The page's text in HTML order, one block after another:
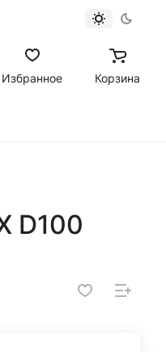
Избранное Корзина
D100